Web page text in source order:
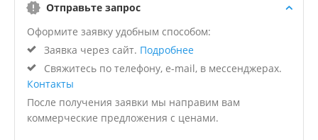
Отправьте запрос
Оформите заявку удобным способом:
Заявка через сайт. Подробнее
Свяжитесь по телефону, e-mail, в мессенджерах.
Контакты
После получения заявки мы направим вам
коммерческие предложения с ценами.